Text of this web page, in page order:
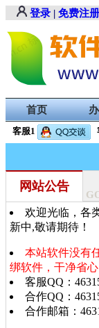
登录 | 免费注册
首页
客服1
网站公告
欢迎光临，各
新中,敬请期待！
本站软件没有
绑软件，干净省心
客服QQ：
合作QQ：
合作邮箱：